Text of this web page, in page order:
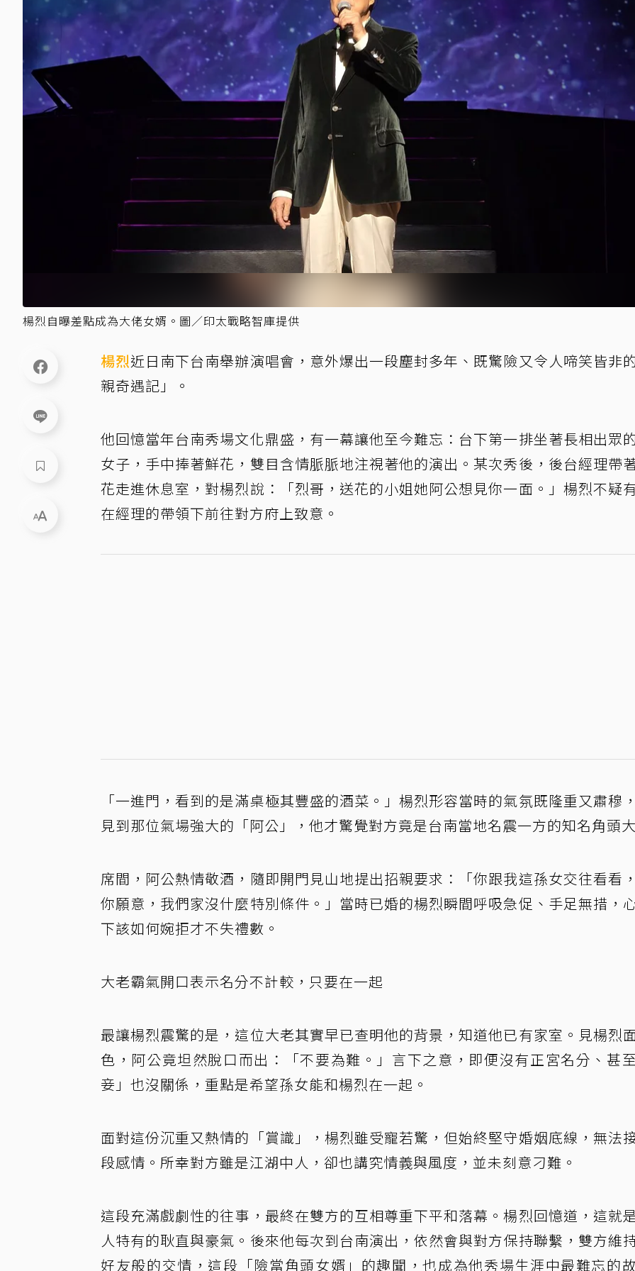
楊烈自曝差點成為大佬女婿。圖／印太戰略智庫提供
楊烈近日南下台南舉辦演唱會，意外爆出一段塵封多年、既驚險又令人啼笑皆非
親奇遇記」。
他回憶當年台南秀場文化鼎盛，有一幕讓他至今難忘：台下第一排坐著長相出眾
女子，手中捧著鮮花，雙目含情脈脈地注視著他的演出。某次秀後，後台經理帶
花走進休息室，對楊烈說：「烈哥，送花的小姐她阿公想見你一面。」楊烈不疑
在經理的帶領下前往對方府上致意。
「一進門，看到的是滿桌極其豐盛的酒菜。」楊烈形容當時的氣氛既隆重又肅穆
見到那位氣場強大的「阿公」，他才驚覺對方竟是台南當地名震一方的知名角頭
席間，阿公熱情敬酒，隨即開門見山地提出招親要求：「你跟我這孫女交往看看
你願意，我們家沒什麼特別條件。」當時已婚的楊烈瞬間呼吸急促、手足無措，
下該如何婉拒才不失禮數。
大老霸氣開口表示名分不計較，只要在一起
最讓楊烈震驚的是，這位大老其實早已查明他的背景，知道他已有家室。見楊烈
色，阿公竟坦然脫口而出：「不要為難。」言下之意，即便沒有正宮名分、甚
妾」也沒關係，重點是希望孫女能和楊烈在一起。
面對這份沉重又熱情的「賞識」，楊烈雖受寵若驚，但始終堅守婚姻底線，無法
段感情。所幸對方雖是江湖中人，卻也講究情義與風度，並未刻意刁難。
這段充滿戲劇性的往事，最終在雙方的互相尊重下平和落幕。楊烈回憶道，這就
人特有的耿直與豪氣。後來他每次到台南演出，依然會與對方保持聯繫，雙方維
好友般的交情，這段「險當角頭女婿」的趣聞，也成為他秀場生涯中最難忘的